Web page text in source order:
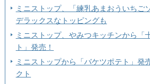
ミニストップ、「練乳あまおういちご
デラックスなトッピングも
ミニストップ、やみつキッチンから「
ト」発売！
ミニストップから「バケツポテト」発
クト